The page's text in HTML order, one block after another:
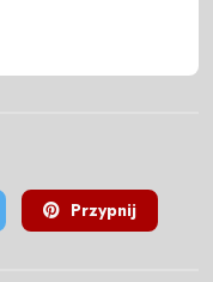
Przypnij